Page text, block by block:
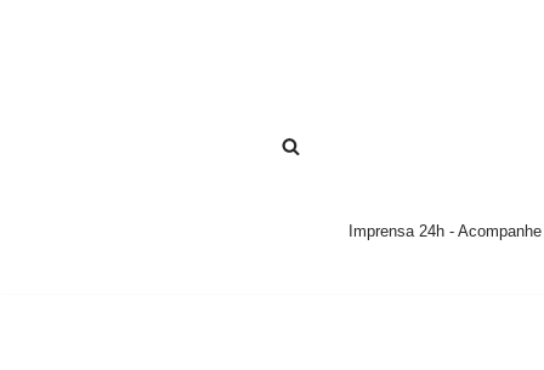
Imprensa 24h -